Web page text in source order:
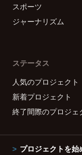
スポーツ
ジャーナリズム
ステータス
人気のプロジェクト
新着プロジェクト
終了間際のプロジェ
プロジェクトを始